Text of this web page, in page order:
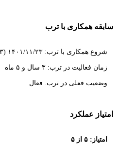
سابقه همکاری با ترب
شروع همکاری با ترب: ۱۴۰۱/۱۱/۲۳ (۳ سال و ۵ ماه پیش)
زمان فعالیت در ترب: ۳ سال و ۵ ماه
وضعیت فعلی در ترب: فعال
امتیاز عملکرد
امتیاز: ۵ از ۵